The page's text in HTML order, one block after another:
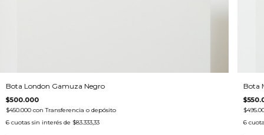
Bota London Gamuza Negro
$500.000
$450.000con Transferencia o depósito
6 cuotas sin interés de $83.333,33
Bota
6